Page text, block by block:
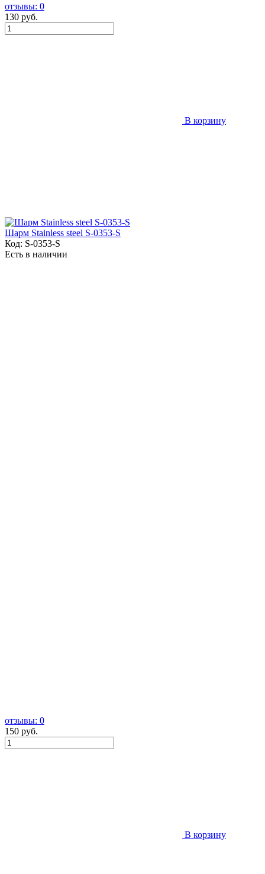
отзывы: 0
130 руб.
В корзину
Шарм Stainless steel S-0353-S
Код: S-0353-S
Есть в наличии
отзывы: 0
150 руб.
В корзину